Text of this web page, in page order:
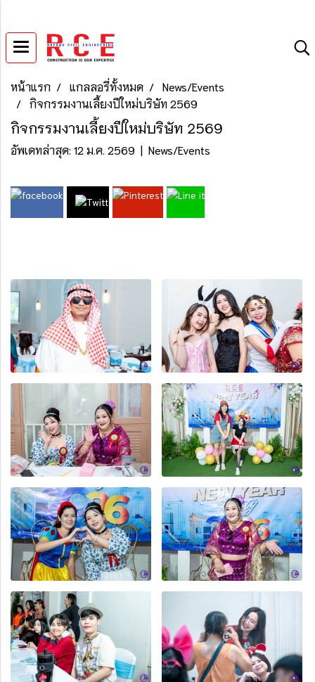
หน้าแรก แกลลอรี่ทั้งหมด
News/Events
กิจกรรมงานเลี้ยงปีใหม่บริษัท 2569
กิจกรรมงานเลี้ยงปีใหม่บริษัท 2569
อัพเดทล่าสุด: 12 ม.ค. 2569 | News/Events